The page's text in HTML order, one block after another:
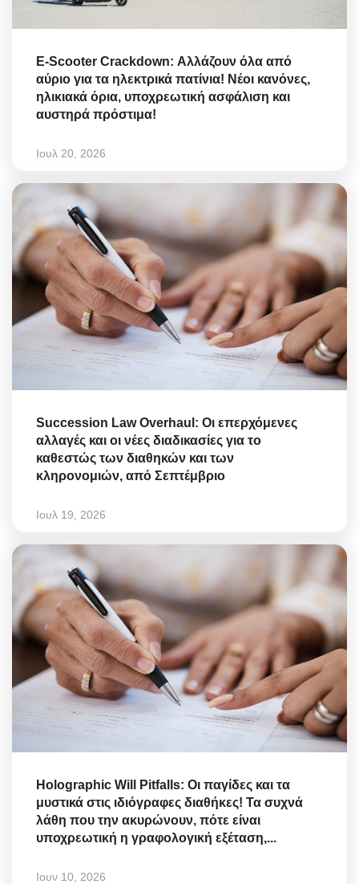
E-Scooter Crackdown: Αλλάζουν όλα από
αύριο για τα ηλεκτρικά πατίνια! Νέοι κανόνες,
ηλικιακά όρια, υποχρεωτική ασφάλιση και
αυστηρά πρόστιμα!
Ιουλ 20, 2026
Succession Law Overhaul: Οι επερχόμενες
αλλαγές και οι νέες διαδικασίες για το
καθεστώς των διαθηκών και των
κληρονομιών, από Σεπτέμβριο
Ιουλ 19, 2026
Holographic Will Pitfalls: Οι παγίδες και τα
μυστικά στις ιδιόγραφες διαθήκες! Τα συχνά
λάθη που την ακυρώνουν, πότε είναι
υποχρεωτική η γραφολογική εξέταση,...
Ιουν 10, 2026